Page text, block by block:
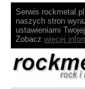
Serwis
naszych stron
ustawieniami
Zobacz więcej